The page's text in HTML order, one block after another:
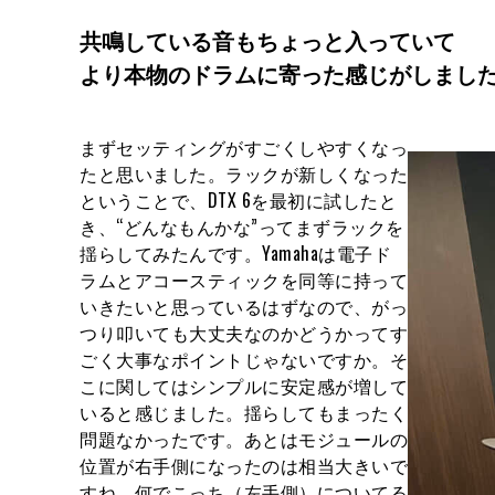
共鳴している音もちょっと入っていて
より本物のドラムに寄った感じがしまし
まずセッティングがすごくしやすくなっ
たと思いました。ラックが新しくなった
ということで、DTX 6を最初に試したと
き、“どんなもんかな”ってまずラックを
揺らしてみたんです。Yamahaは電子ド
ラムとアコースティックを同等に持って
いきたいと思っているはずなので、がっ
つり叩いても大丈夫なのかどうかってす
ごく大事なポイントじゃないですか。そ
こに関してはシンプルに安定感が増して
いると感じました。揺らしてもまったく
問題なかったです。あとはモジュールの
位置が右手側になったのは相当大きいで